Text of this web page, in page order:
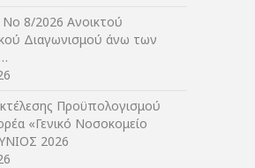
Νο 8/2026 Ανοικτού
Διαγωνισμού άνω των
Προϋπολογισμού
«Γενικό Νοσοκομείο
2026